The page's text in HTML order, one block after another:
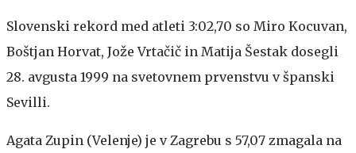
Slovenski rekord med atleti 3:02,70 so Miro Kocuvan,
Boštjan Horvat, Jože Vrtačič in Matija Šestak dosegli
28. avgusta 1999 na svetovnem prvenstvu v španski
Sevilli.
Agata Zupin (Velenje) je v Zagrebu s 57,07 zmagala na